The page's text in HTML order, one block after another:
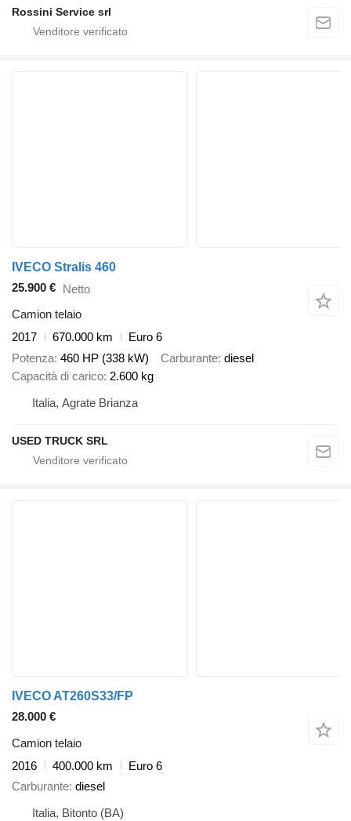
Rossini Service srl
IVECO Stralis 460
25.900 € Netto
Camion telaio
2017
670.000 km
Euro 6
Potenza 460 HP (338 kW) Carburante diesel
Capacità di carico 2.600 kg
Italia, Agrate Brianza
USED TRUCK SRL
IVECO AT260S33/FP
28.000 €
Camion telaio
2016
400.000 km
Euro 6
Carburante diesel
Italia, Bitonto (BA)